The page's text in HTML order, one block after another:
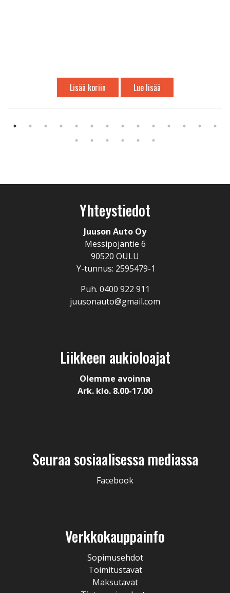
Lisää koriin Lue lisää
Yhteystiedot
Juuson Auto Oy
Messipojantie 6
90520 OULU
Y-tunnus: 2595479-1
Puh. 0400 922 911
juusonauto@gmail.com
Liikkeen aukioloajat
Olemme avoinna
Ark. klo. 8.00-17.00
Seuraa sosiaalisessa mediassa
Facebook
Verkkokauppainfo
Sopimusehdot
Toimitustavat
Maksutavat